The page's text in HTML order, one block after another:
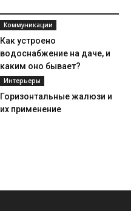
Коммуникации
Как устроено
водоснабжение на даче, и
каким оно бывает?
Интерьеры
Горизонтальные жалюзи и
их применение